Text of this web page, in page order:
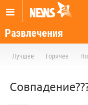
Развлечения
Лучшее Горячее